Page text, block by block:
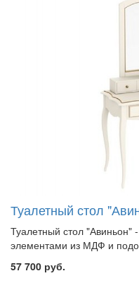
Туалетный стол
Туалетный стол "Авиньон"
элементами из МДФ и
57 700 руб.